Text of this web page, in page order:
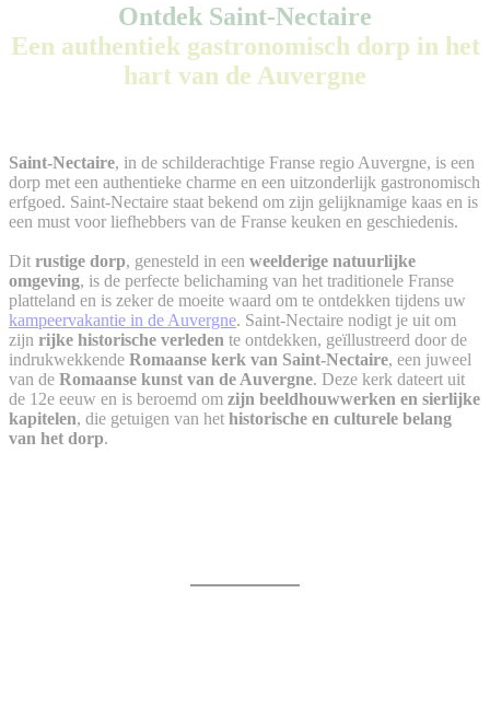
Ontdek Saint-Nectaire
Een authentiek gastronomisch dorp in het
hart van de Auvergne
Saint-Nectaire, in de schilderachtige Franse regio Auvergne, is een
dorp met een authentieke charme en een uitzonderlijk gastronomisch
erfgoed. Saint-Nectaire staat bekend om zijn gelijknamige kaas en is
een must voor liefhebbers van de Franse keuken en geschiedenis.
Dit rustige dorp, genesteld in een weelderige natuurlijke
omgeving, is de perfecte belichaming van het traditionele Franse
platteland en is zeker de moeite waard om te ontdekken tijdens uw
kampeervakantie in de Auvergne. Saint-Nectaire nodigt je uit om
zijn rijke historische verleden te ontdekken, geïllustreerd door de
indrukwekkende Romaanse kerk van Saint-Nectaire, een juweel
van de Romaanse kunst van de Auvergne. Deze kerk dateert uit
de 12e eeuw en is beroemd om zijn beeldhouwwerken en sierlijke
kapitelen, die getuigen van het historische en culturele belang
van het dorp.